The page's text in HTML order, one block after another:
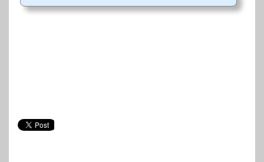
毎年5月上旬にマドリードで開催される男女合同開催のテニストーナメント